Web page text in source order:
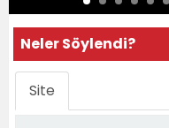
Neler Söylendi?
Site